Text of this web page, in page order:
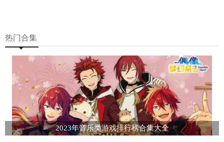
热门合集
2023年音乐类游戏排行榜合集大全